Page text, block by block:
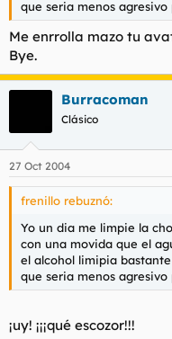
que seria menos
Me enrrolla mazo tu
Bye.
Burracoman
Clásico
27 Oct 2004
frenillo rebuznó:
Yo un dia me limpie la
con una movida que el
el alcohol limipia
que seria menos
¡uy! ¡¡¡qué escozor!!!